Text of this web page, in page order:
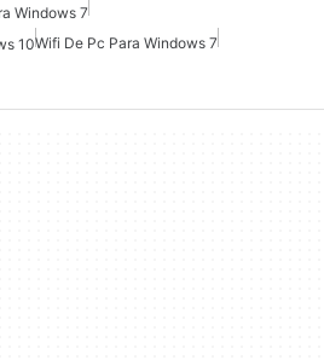
Windows 7
10Wifi De Pc Para Windows 7